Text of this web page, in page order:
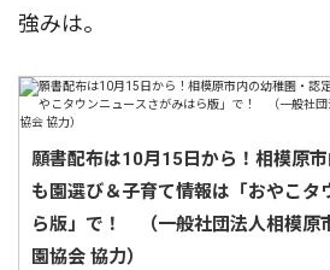
強みは。
願書配布は10月15日から！相模原
も園選び＆子育て情報は「おやこタ
ら版」で！ （一般社団法人相模原
園協会 協力）